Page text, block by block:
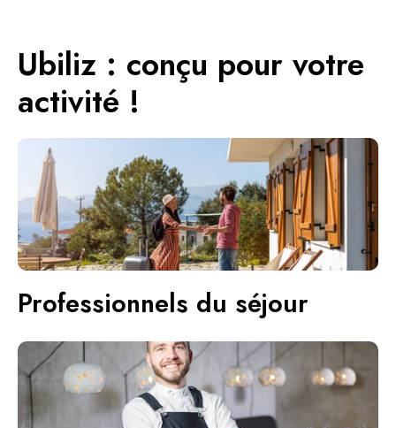
Ubiliz : conçu pour votre
activité !
Professionnels du séjour